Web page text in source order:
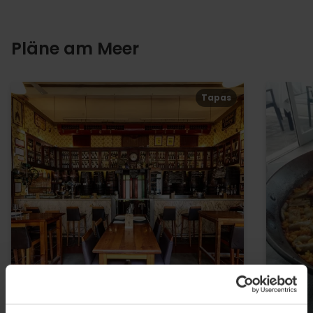
Pläne am Meer
Tapas